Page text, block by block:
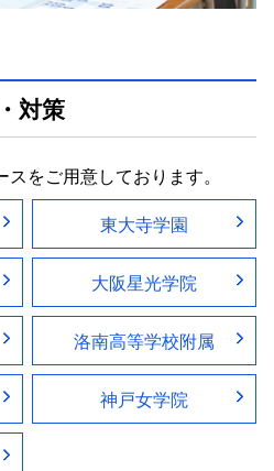
対策
をご用意しております。
東大寺学園
大阪星光学院
洛南高等学校附属
神戸女学院